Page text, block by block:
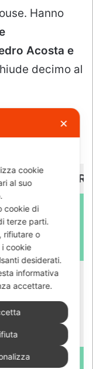
✕
cookie
al suo
cookie di
terze parti.
rifiutare o
cookie
desiderati.
informativa
accettare.